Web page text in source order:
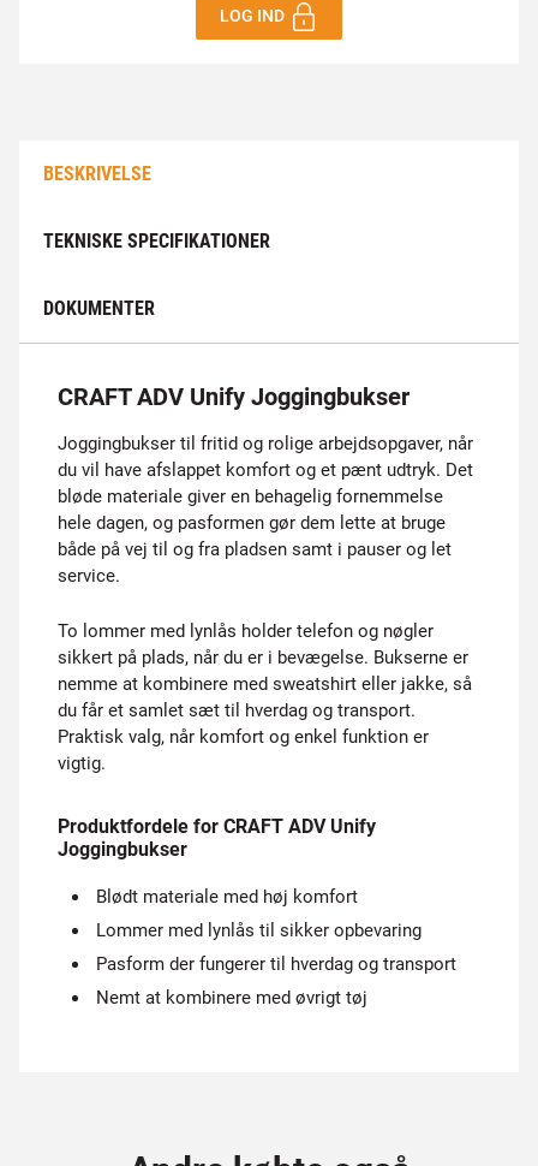
LOG IND
BESKRIVELSE
TEKNISKE SPECIFIKATIONER
DOKUMENTER
CRAFT ADV Unify Joggingbukser
Joggingbukser til fritid og rolige arbejdsopgaver, når
du vil have afslappet komfort og et pænt udtryk. Det
bløde materiale giver en behagelig fornemmelse
hele dagen, og pasformen gør dem lette at bruge
både på vej til og fra pladsen samt i pauser og let
service.
To lommer med lynlås holder telefon og nøgler
sikkert på plads, når du er i bevægelse. Bukserne er
nemme at kombinere med sweatshirt eller jakke, så
du får et samlet sæt til hverdag og transport.
Praktisk valg, når komfort og enkel funktion er
vigtig.
Produktfordele for CRAFT ADV Unify
Joggingbukser
Blødt materiale med høj komfort
Lommer med lynlås til sikker opbevaring
Pasform der fungerer til hverdag og transport
Nemt at kombinere med øvrigt tøj